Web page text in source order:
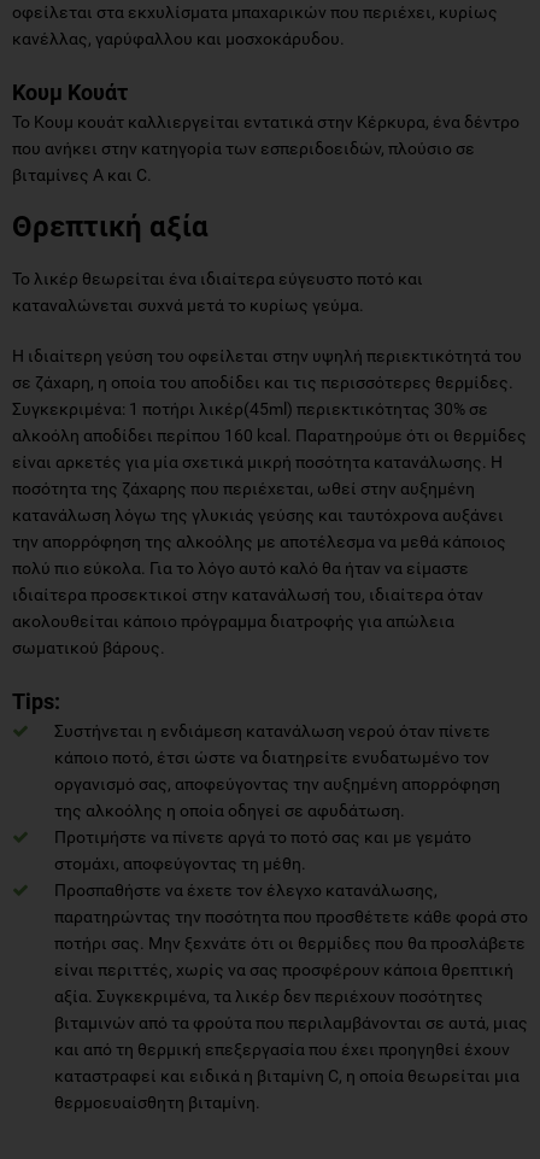
οφείλεται στα εκχυλίσματα μπαχαρικών που περιέχει, κυρίως
κανέλλας, γαρύφαλλου και μοσχοκάρυδου.
Κουμ Κουάτ
Το Κουμ κουάτ καλλιεργείται εντατικά στην Κέρκυρα, ένα δέντρο
που ανήκει στην κατηγορία των εσπεριδοειδών, πλούσιο σε
βιταμίνες Α και C.
Θρεπτική αξία
Το λικέρ θεωρείται ένα ιδιαίτερα εύγευστο ποτό και
καταναλώνεται συχνά μετά το κυρίως γεύμα.
Η ιδιαίτερη γεύση του οφείλεται στην υψηλή περιεκτικότητά του
σε ζάχαρη, η οποία του αποδίδει και τις περισσότερες θερμίδες.
Συγκεκριμένα: 1 ποτήρι λικέρ(45ml) περιεκτικότητας 30% σε
αλκοόλη αποδίδει περίπου 160 kcal. Παρατηρούμε ότι οι θερμίδες
είναι αρκετές για μία σχετικά μικρή ποσότητα κατανάλωσης. Η
ποσότητα της ζάχαρης που περιέχεται, ωθεί στην αυξημένη
κατανάλωση λόγω της γλυκιάς γεύσης και ταυτόχρονα αυξάνει
την απορρόφηση της αλκοόλης με αποτέλεσμα να μεθά κάποιος
πολύ πιο εύκολα. Για το λόγο αυτό καλό θα ήταν να είμαστε
ιδιαίτερα προσεκτικοί στην κατανάλωσή του, ιδιαίτερα όταν
ακολουθείται κάποιο πρόγραμμα διατροφής για απώλεια
σωματικού βάρους.
Tips:
Συστήνεται η ενδιάμεση κατανάλωση νερού όταν πίνετε
κάποιο ποτό, έτσι ώστε να διατηρείτε ενυδατωμένο τον
οργανισμό σας, αποφεύγοντας την αυξημένη απορρόφηση
της αλκοόλης η οποία οδηγεί σε αφυδάτωση.
Προτιμήστε να πίνετε αργά το ποτό σας και με γεμάτο
στομάχι, αποφεύγοντας τη μέθη.
Προσπαθήστε να έχετε τον έλεγχο κατανάλωσης,
παρατηρώντας την ποσότητα που προσθέτετε κάθε φορά στο
ποτήρι σας. Μην ξεχνάτε ότι οι θερμίδες που θα προσλάβετε
είναι περιττές, χωρίς να σας προσφέρουν κάποια θρεπτική
αξία. Συγκεκριμένα, τα λικέρ δεν περιέχουν ποσότητες
βιταμινών από τα φρούτα που περιλαμβάνονται σε αυτά, μιας
και από τη θερμική επεξεργασία που έχει προηγηθεί έχουν
καταστραφεί και ειδικά η βιταμίνη C, η οποία θεωρείται μια
θερμοευαίσθητη βιταμίνη.